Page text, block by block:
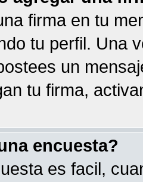
firma en tu
tu perfil. Una
un
tu firma,
encuesta?
es facil,